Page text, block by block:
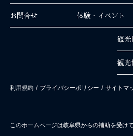
お問合せ 体験・イベント
観光
観光
利用規約 / プライバシーポリシー / サイトマ
このホームページは岐阜県からの補助を受け